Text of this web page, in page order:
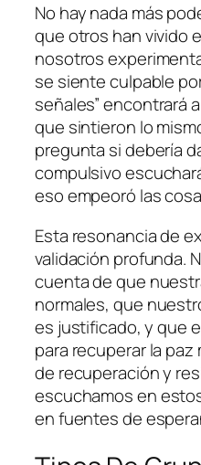
No hay nada más
que otros han vivido
nosotros
se siente culpable
señales” encontrará
que sintieron lo
pregunta si debería
compulsivo
eso empeoró las
Esta resonancia de
validación profunda.
cuenta de que
normales, que
es justificado, y que
para recuperar la
de recuperación y
escuchamos en
en fuentes de